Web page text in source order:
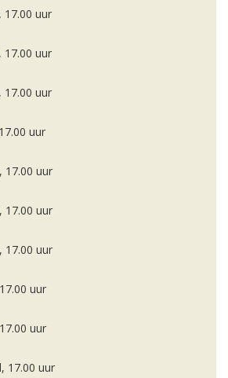
17.00 uur
17.00 uur
17.00 uur
uur
17.00 uur
17.00 uur
17.00 uur
uur
uur
17.00 uur